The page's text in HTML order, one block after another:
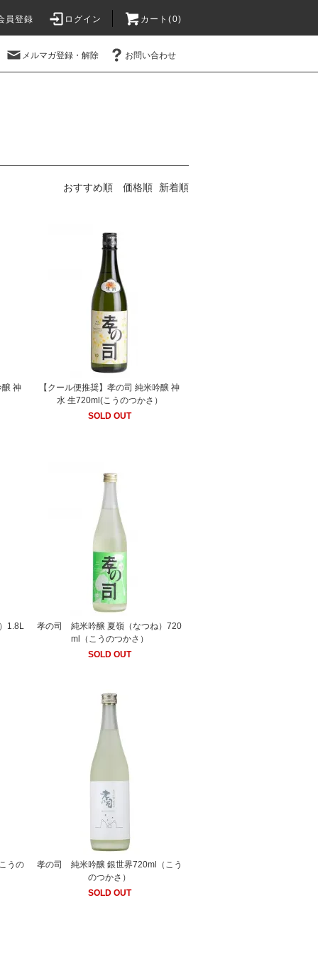
員登録 ログイン カート(0)
メルマガ登録・解除 お問い合わせ
おすすめ順 価格順 新着順
醸 神
【クール便推奨】孝の司 純米吟醸 神
水 生720ml(こうのつかさ）
SOLD OUT
1.8L
孝の司 純米吟醸 夏嶺（なつね）720
ml（こうのつかさ）
SOLD OUT
うの
孝の司 純米吟醸 銀世界720ml（こう
のつかさ）
SOLD OUT